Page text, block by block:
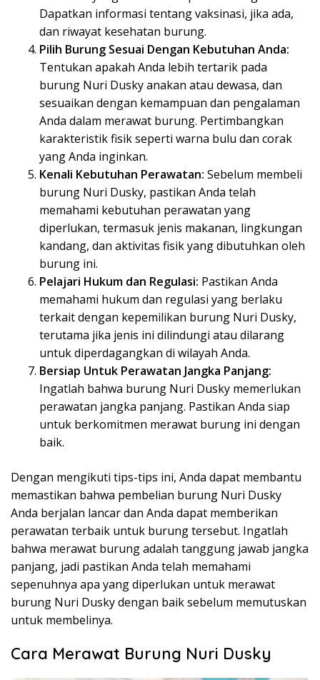
Dapatkan informasi tentang vaksinasi, jika ada,
dan riwayat kesehatan burung.
Pilih Burung Sesuai Dengan Kebutuhan Anda:
Tentukan apakah Anda lebih tertarik pada
burung Nuri Dusky anakan atau dewasa, dan
sesuaikan dengan kemampuan dan pengalaman
Anda dalam merawat burung. Pertimbangkan
karakteristik fisik seperti warna bulu dan corak
yang Anda inginkan.
Kenali Kebutuhan Perawatan: Sebelum membeli
burung Nuri Dusky, pastikan Anda telah
memahami kebutuhan perawatan yang
diperlukan, termasuk jenis makanan, lingkungan
kandang, dan aktivitas fisik yang dibutuhkan oleh
burung ini.
Pelajari Hukum dan Regulasi: Pastikan Anda
memahami hukum dan regulasi yang berlaku
terkait dengan kepemilikan burung Nuri Dusky,
terutama jika jenis ini dilindungi atau dilarang
untuk diperdagangkan di wilayah Anda.
Bersiap Untuk Perawatan Jangka Panjang:
Ingatlah bahwa burung Nuri Dusky memerlukan
perawatan jangka panjang. Pastikan Anda siap
untuk berkomitmen merawat burung ini dengan
baik.
Dengan mengikuti tips-tips ini, Anda dapat membantu
memastikan bahwa pembelian burung Nuri Dusky
Anda berjalan lancar dan Anda dapat memberikan
perawatan terbaik untuk burung tersebut. Ingatlah
bahwa merawat burung adalah tanggung jawab jangka
panjang, jadi pastikan Anda telah memahami
sepenuhnya apa yang diperlukan untuk merawat
burung Nuri Dusky dengan baik sebelum memutuskan
untuk membelinya.
Cara Merawat Burung Nuri Dusky